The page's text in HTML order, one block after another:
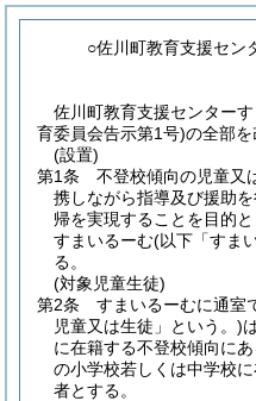
○佐川町教育支援セン
佐川町教育支援センター
育委員会告示第1号)の全部を
(設置)
第1条
不登校傾向の児童又
携しながら指導及び援助
帰を実現することを目的
すまいるーむ(以下「すま
る。
(対象児童生徒)
第2条
すまいるーむに通室
児童又は生徒」という。)
に在籍する不登校傾向に
の小学校若しくは中学校
者とする。